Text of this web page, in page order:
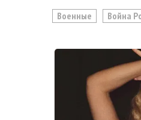
Военные Война